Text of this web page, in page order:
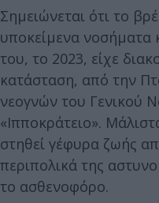
Σημειώνεται ότι το
υποκείμενα νοσήματα
του, το 2023, είχε
κατάσταση, από την
νεογνών του Γενικού
«Ιπποκράτειο».
στηθεί γέφυρα ζωής
περιπολικά της
το ασθενοφόρο.